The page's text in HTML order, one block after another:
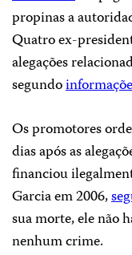
propinas a
Quatro ex-
alegações
segundo
Os promotores
dias após as
financiou
Garcia em 2006,
sua morte, ele não
nenhum crime.